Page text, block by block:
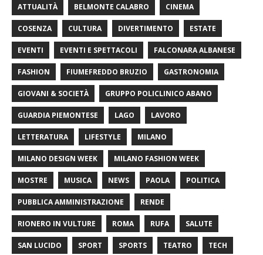
ATTUALITÀ BELMONTE CALABRO CINEMA
COSENZA CULTURA DIVERTIMENTO ESTATE
EVENTI EVENTI E SPETTACOLI FALCONARA ALBANESE
FASHION FIUMEFREDDO BRUZIO GASTRONOMIA
GIOVANI & SOCIETÀ GRUPPO POLICLINICO ABANO
GUARDIA PIEMONTESE LAGO LAVORO
LETTERATURA LIFESTYLE MILANO
MILANO DESIGN WEEK MILANO FASHION WEEK
MOSTRE MUSICA NEWS PAOLA POLITICA
PUBBLICA AMMINISTRAZIONE RENDE
RIONERO IN VULTURE ROMA RUFA SALUTE
SAN LUCIDO SPORT SPORTS TEATRO TECH